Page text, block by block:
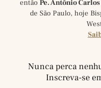
então Pe. Antônio
de São Paulo, hoje
Nunca perca
Inscreva-se